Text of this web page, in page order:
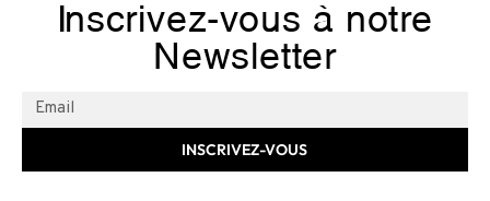
Inscrivez-vous à notre
Newsletter
INSCRIVEZ-VOUS